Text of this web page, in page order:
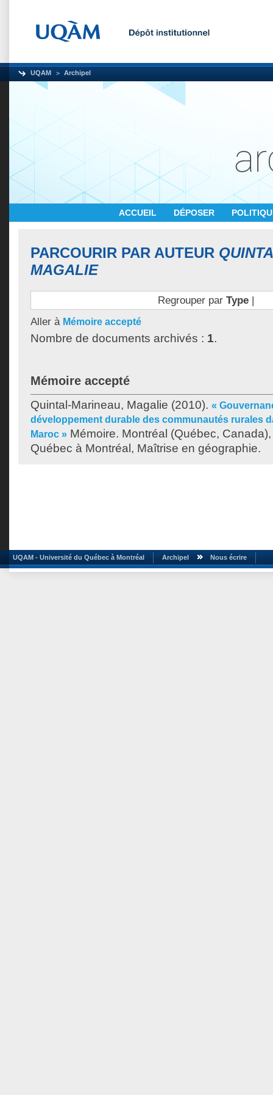
UQAM Archipel
ACCUEIL DÉPOSER
PARCOURIR PAR AUTEUR
MAGALIE
Regrouper par Type|
Aller à Mémoire accepté
Nombre de documents archivés : 1.
Mémoire accepté
Quintal-Marineau, Magalie (2010). «
développement durable des communautés rurales
Maroc » Mémoire. Montréal (Québec,
Québec à Montréal, Maîtrise en géographie.
UQAM - Université du Québec à Montréal Archipel Nous écrire